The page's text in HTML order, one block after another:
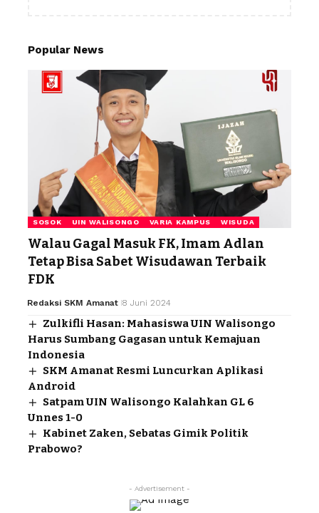
Popular News
SOSOK UIN WALISONGO VARIA KAMPUS WISUDA
Walau Gagal Masuk FK, Imam Adlan
Tetap Bisa Sabet Wisudawan Terbaik
FDK
Redaksi SKM Amanat 8 Juni 2024
Zulkifli Hasan: Mahasiswa UIN Walisongo
Harus Sumbang Gagasan untuk Kemajuan
Indonesia
SKM Amanat Resmi Luncurkan Aplikasi
Android
Satpam UIN Walisongo Kalahkan GL 6
Unnes 1-0
Kabinet Zaken, Sebatas Gimik Politik
Prabowo?
- Advertisement -